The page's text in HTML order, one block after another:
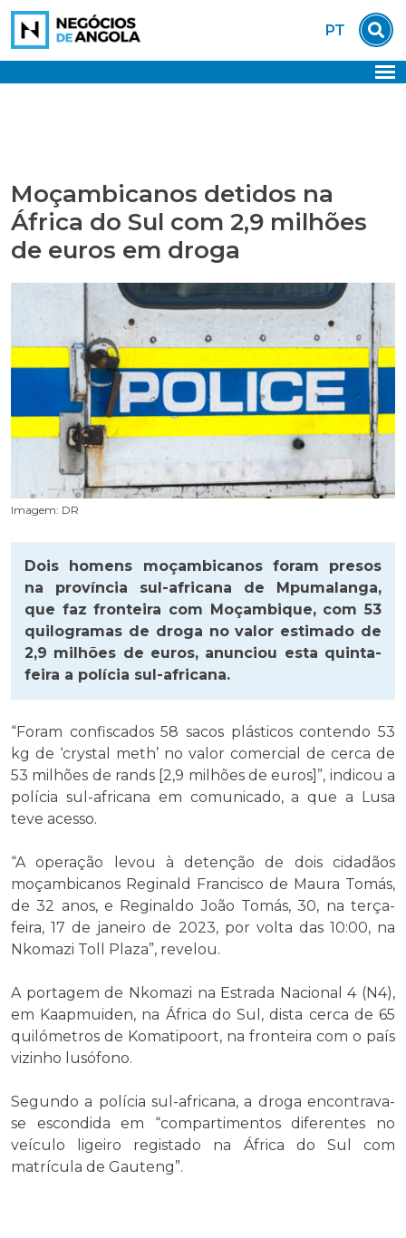
Skip
content
PT
Moçambicanos detidos na
África do Sul com 2,9 milhões
de euros em droga
Imagem: DR
Dois homens moçambicanos foram presos
na província sul-africana de Mpumalanga,
que faz fronteira com Moçambique, com 53
quilogramas de droga no valor estimado de
2,9 milhões de euros, anunciou esta quinta-
feira a polícia sul-africana.
“Foram confiscados 58 sacos plásticos contendo 53
kg de ‘crystal meth’ no valor comercial de cerca de
53 milhões de rands [2,9 milhões de euros]”, indicou a
polícia sul-africana em comunicado, a que a Lusa
teve acesso.
“A operação levou à detenção de dois cidadãos
moçambicanos Reginald Francisco de Maura Tomás,
de 32 anos, e Reginaldo João Tomás, 30, na terça-
feira, 17 de janeiro de 2023, por volta das 10:00, na
Nkomazi Toll Plaza”, revelou.
A portagem de Nkomazi na Estrada Nacional 4 (N4),
em Kaapmuiden, na África do Sul, dista cerca de 65
quilómetros de Komatipoort, na fronteira com o país
vizinho lusófono.
Segundo a polícia sul-africana, a droga encontrava-
se escondida em “compartimentos diferentes no
veículo ligeiro registado na África do Sul com
matrícula de Gauteng”.